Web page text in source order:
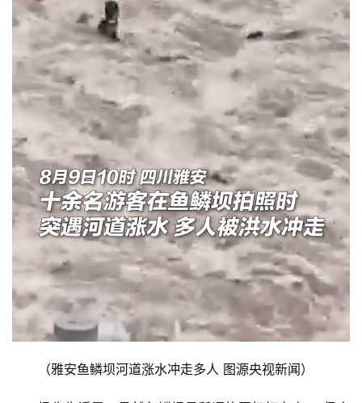
（雅安鱼鳞坝河道涨水冲走多人 图源央视新闻）